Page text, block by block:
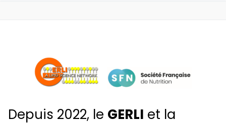
Depuis 2022, le GERLI et la